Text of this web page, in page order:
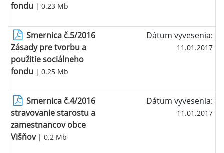
fondu | 0.23 Mb
Smernica č.5/2016
Zásady pre tvorbu a
použitie sociálneho
fondu | 0.25 Mb
Dátum vyvesenia:
11.01.2017
Smernica č.4/2016
stravovanie starostu a
zamestnancov obce
Višňov| 0.2 Mb
Dátum vyvesenia:
11.01.2017